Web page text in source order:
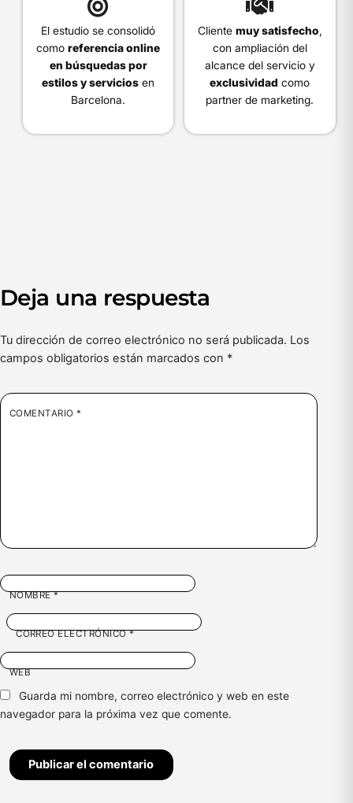
El estudio se consolidó
comoreferencia online
en búsquedas por
estilos y servicios en
Barcelona.
Cliente muy satisfecho
con ampliación del
alcance del servicio y
exclusividad como
partner de marketing.
Deja una respuesta
Tu dirección de correo electrónico no será publicada. Los
campos obligatorios están marcados con *
COMENTARIO*
NOMBRE*
CORREO ELECTRÓNICO*
WEB
Guarda mi nombre, correo electrónico y web en este
navegador para la próxima vez que comente.